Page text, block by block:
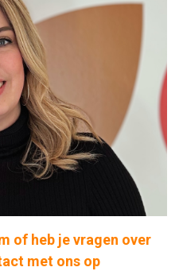
of heb je vragen over
met ons op